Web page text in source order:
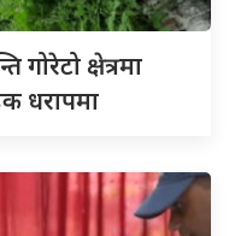
गोरेटो क्षेत्रमा
धरापमा